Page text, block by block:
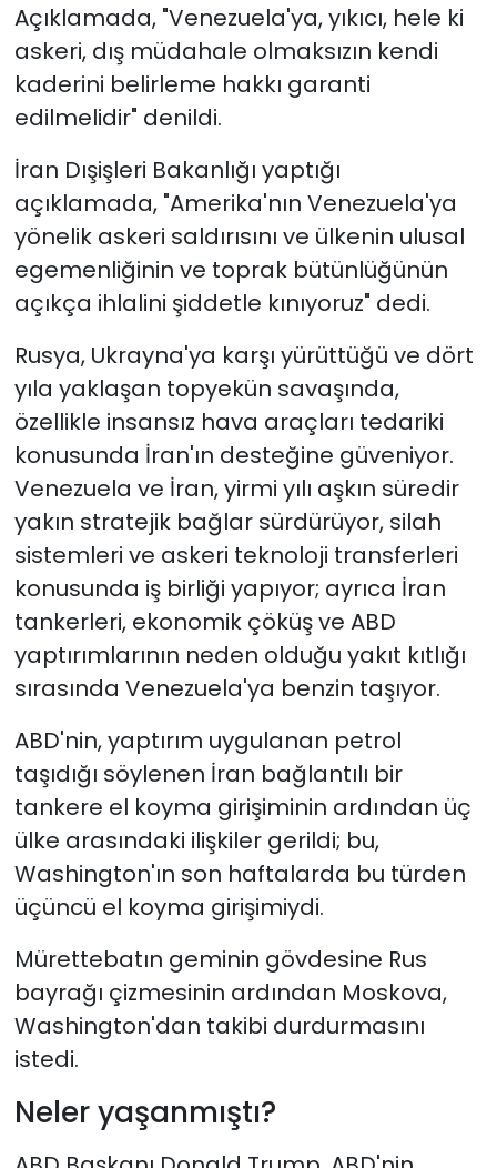
Açıklamada, "Venezuela'ya, yıkıcı, hele ki
askeri, dış müdahale olmaksızın kendi
kaderini belirleme hakkı garanti
edilmelidir" denildi.
İran Dışişleri Bakanlığı yaptığı
açıklamada, "Amerika'nın Venezuela'ya
yönelik askeri saldırısını ve ülkenin ulusal
egemenliğinin ve toprak bütünlüğünün
açıkça ihlalini şiddetle kınıyoruz" dedi.
Rusya, Ukrayna'ya karşı yürüttüğü ve dört
yıla yaklaşan topyekün savaşında,
özellikle insansız hava araçları tedariki
konusunda İran'ın desteğine güveniyor.
Venezuela ve İran, yirmi yılı aşkın süredir
yakın stratejik bağlar sürdürüyor, silah
sistemleri ve askeri teknoloji transferleri
konusunda iş birliği yapıyor; ayrıca İran
tankerleri, ekonomik çöküş ve ABD
yaptırımlarının neden olduğu yakıt kıtlığı
sırasında Venezuela'ya benzin taşıyor.
ABD'nin, yaptırım uygulanan petrol
taşıdığı söylenen İran bağlantılı bir
tankere el koyma girişiminin ardından üç
ülke arasındaki ilişkiler gerildi; bu,
Washington'ın son haftalarda bu türden
üçüncü el koyma girişimiydi.
Mürettebatın geminin gövdesine Rus
bayrağı çizmesinin ardından Moskova,
Washington'dan takibi durdurmasını
istedi.
Neler yaşanmıştı?